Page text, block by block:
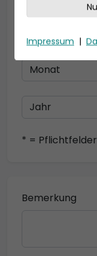
Geburtsdatum
* = Pflichtfelder
Bemerkung
Impressum |